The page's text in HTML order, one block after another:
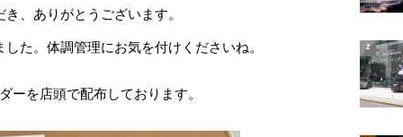
、ありがとうございます。
た。体調管理にお気を付けくださいね。
ーを店頭で配布しております。
2